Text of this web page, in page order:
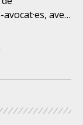
avec
donné la
Il permet